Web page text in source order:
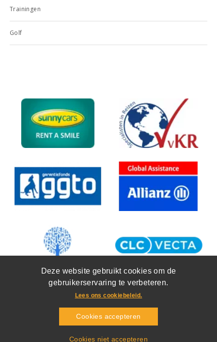
Deze website gebruikt cookies om de
gebruikerservaring te verbeteren.
Lees ons cookiebeleid.
Cookies accepteren
Cookies niet accepteren
Trainingen
Golf
Training en Travel Bieslook 2D